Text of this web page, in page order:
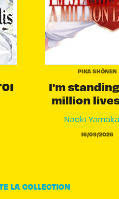
PIKA SHÔNEN
I'm
million
Naoki
16/09/2026
LA COLLECTION